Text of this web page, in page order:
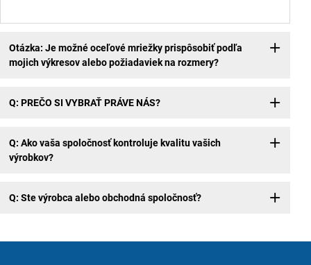
Otázka: Je možné oceľové mriežky prispôsobiť podľa
mojich výkresov alebo požiadaviek na rozmery?
Q: PREČO SI VYBRAŤ PRÁVE NÁS?
Q: Ako vaša spoločnosť kontroluje kvalitu vašich
výrobkov?
Q: Ste výrobca alebo obchodná spoločnosť?